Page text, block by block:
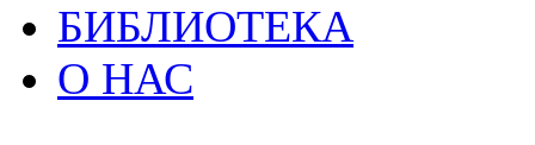
БИБЛИОТЕКА
О НАС